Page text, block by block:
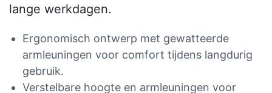
lange werkdagen.
Ergonomisch ontwerp met gewatteerde
armleuningen voor comfort tijdens langdurig
gebruik.
Verstelbare hoogte en armleuningen voor